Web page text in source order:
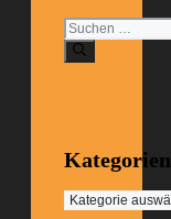
Suchen
nach:
Kategorien
Kategorien